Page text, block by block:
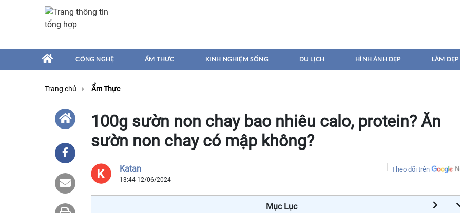
CÔNG NGHỆ ẨM THỰC KINH NGHIỆM SỐNG DU LỊCH HÌNH ẢNH ĐẸP LÀM ĐẸP
Trang chủ Ẩm Thực
100g sườn non chay bao nhiêu calo, protein? Ăn
sườn non chay có mập không?
Katan
13:44 12/06/2024
Theo dõi trên
Mục Lục